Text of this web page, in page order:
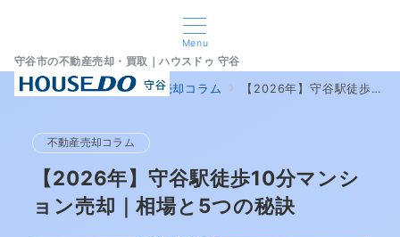
Menu
守谷市の不動産売却・買取｜ハウスドゥ 守谷
home ブログ 不動産売却コラム 【2026年】守谷駅徒歩10分マンション売却｜相場と5つの秘訣
不動産売却コラム
【2026年】守谷駅徒歩10分マンシ
ョン売却｜相場と5つの秘訣